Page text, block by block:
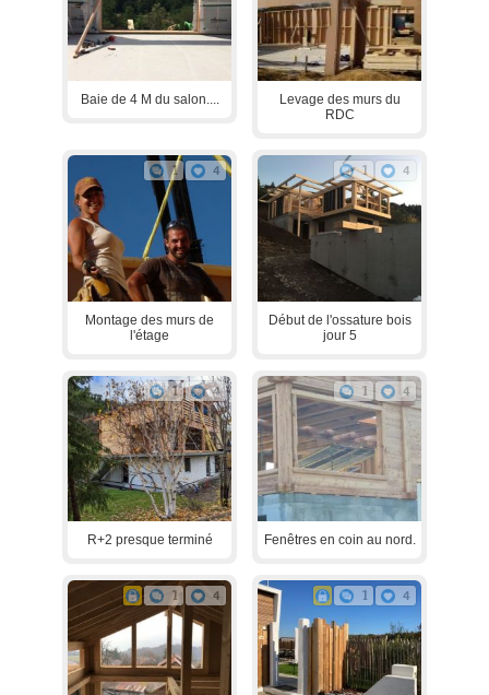
Baie de 4 M du salon....
Levage des murs du
RDC
1 4
Montage des murs de
l'étage
1 4
Début de l'ossature bois
jour 5
1 4
R+2 presque terminé
1 4
Fenêtres en coin au nord.
1 4 1 4